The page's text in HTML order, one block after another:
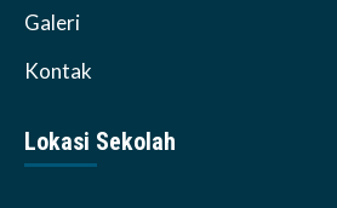
Galeri
Kontak
Lokasi Sekolah